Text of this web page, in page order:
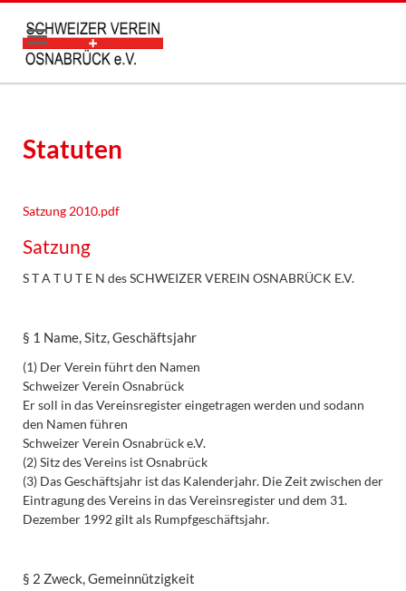
Statuten
Satzung 2010.pdf
Satzung
S T A T U T E N des SCHWEIZER VEREIN OSNABRÜCK E.V.
§ 1 Name, Sitz, Geschäftsjahr
(1) Der Verein führt den Namen
Schweizer Verein Osnabrück
Er soll in das Vereinsregister eingetragen werden und sodann
den Namen führen
Schweizer Verein Osnabrück e.V.
(2) Sitz des Vereins ist Osnabrück
(3) Das Geschäftsjahr ist das Kalenderjahr. Die Zeit zwischen der
Eintragung des Vereins in das Vereinsregister und dem 31.
Dezember 1992 gilt als Rumpfgeschäftsjahr.
§ 2 Zweck, Gemeinnützigkeit